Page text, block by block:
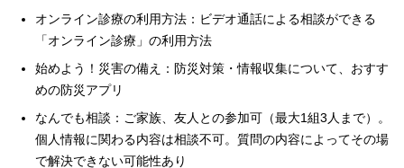
オンライン診療の利用方法：ビデオ通話による相談ができる
「オンライン診療」の利用方法
始めよう！災害の備え：防災対策・情報収集について、おすす
めの防災アプリ
なんでも相談：ご家族、友人との参加可（最大1組3人まで）。
個人情報に関わる内容は相談不可。質問の内容によってその場
で解決できない可能性あり